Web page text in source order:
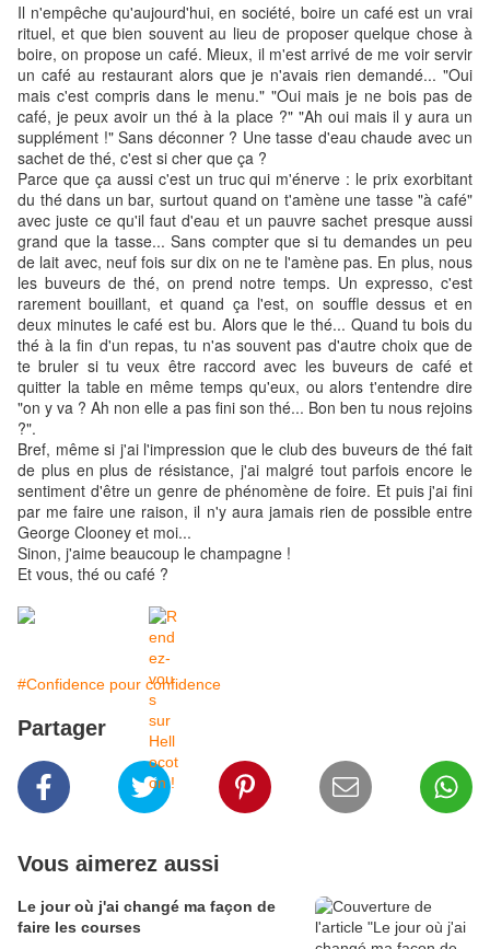
Il n'empêche qu'aujourd'hui, en société, boire un café est un vrai
rituel, et que bien souvent au lieu de proposer quelque chose à
boire, on propose un café. Mieux, il m'est arrivé de me voir servir
un café au restaurant alors que je n'avais rien demandé... "Oui
mais c'est compris dans le menu." "Oui mais je ne bois pas de
café, je peux avoir un thé à la place ?" "Ah oui mais il y aura un
supplément !" Sans déconner ? Une tasse d'eau chaude avec un
sachet de thé, c'est si cher que ça ?
Parce que ça aussi c'est un truc qui m'énerve : le prix exorbitant
du thé dans un bar, surtout quand on t'amène une tasse "à café"
avec juste ce qu'il faut d'eau et un pauvre sachet presque aussi
grand que la tasse... Sans compter que si tu demandes un peu
de lait avec, neuf fois sur dix on ne te l'amène pas. En plus, nous
les buveurs de thé, on prend notre temps. Un expresso, c'est
rarement bouillant, et quand ça l'est, on souffle dessus et en
deux minutes le café est bu. Alors que le thé... Quand tu bois du
thé à la fin d'un repas, tu n'as souvent pas d'autre choix que de
te bruler si tu veux être raccord avec les buveurs de café et
quitter la table en même temps qu'eux, ou alors t'entendre dire
"on y va ? Ah non elle a pas fini son thé... Bon ben tu nous rejoins
?".
Bref, même si j'ai l'impression que le club des buveurs de thé fait
de plus en plus de résistance, j'ai malgré tout parfois encore le
sentiment d'être un genre de phénomène de foire. Et puis j'ai fini
par me faire une raison, il n'y aura jamais rien de possible entre
George Clooney et moi...
Sinon, j'aime beaucoup le champagne !
Et vous, thé ou café ?
#Confidence pour confidence
Partager
Vous aimerez aussi
Le jour où j'ai changé ma façon de
faire les courses